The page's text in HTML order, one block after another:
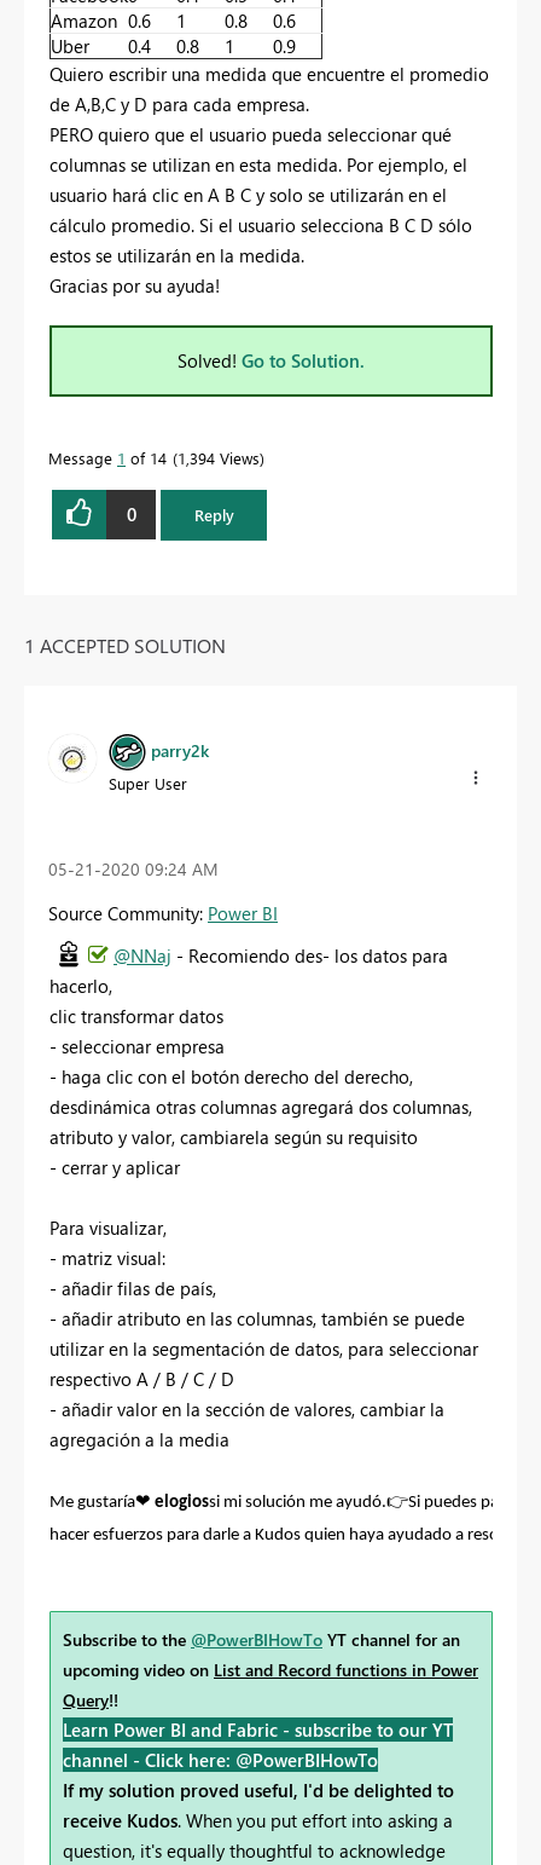
Amazon 0.6 1 0.8
0.6
Uber
0.4 0.8 1
0.9
Quiero escribir una medida que encuentre el promedio
de A,B,C y D para cada empresa.
PERO quiero que el usuario pueda seleccionar qué
columnas se utilizan en esta medida. Por ejemplo, el
usuario hará clic en A B C y solo se utilizarán en el
cálculo promedio. Si el usuario selecciona B C D sólo
estos se utilizarán en la medida.
Gracias por su ayuda!
Solved! Go to Solution.
Message 1 of 14 1,394 Views
0 Reply
1 ACCEPTED SOLUTION
parry2k
Super User
‎05-21-2020 09:24 AM
Source Community: Power BI
@NNaj - Recomiendo des- los datos para
hacerlo,
clic transformar datos
- seleccionar empresa
- haga clic con el botón derecho del derecho,
desdinámica otras columnas agregará dos columnas,
atributo y valor, cambiarela según su requisito
- cerrar y aplicar
Para visualizar,
- matriz visual:
- añadir filas de país,
- añadir atributo en las columnas, también se puede
utilizar en la segmentación de datos, para seleccionar
respectivo A / B / C / D
- añadir valor en la sección de valores, cambiar la
agregación a la media
Me gustaría❤ elogiossi mi solución me ayudó.👉Si puedes pasar
hacer esfuerzos para darle a Kudos quien haya ayudado a resolver
Subscribe to the @PowerBIHowTo YT channel for an
upcoming video on List and Record functions in Power
Query!!
Learn Power BI and Fabric - subscribe to our YT
channel - Click here: @PowerBIHowTo
If my solution proved useful, I'd be delighted to
receive Kudos. When you put effort into asking a
question, it's equally thoughtful to acknowledge